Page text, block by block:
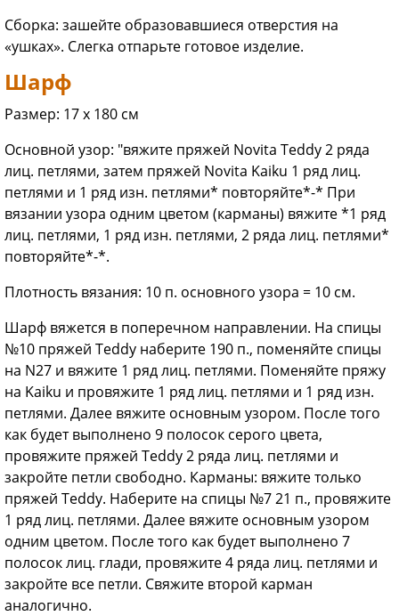
Сборка: зашейте образовавшиеся отверстия на
«ушках». Слегка отпарьте готовое изделие.
Шарф
Размер: 17 х 180 см
Основной узор: "вяжите пряжей Novita Teddy 2 ряда
лиц. петлями, затем пряжей Novita Kaiku 1 ряд лиц.
петлями и 1 ряд изн. петлями* повторяйте*-* При
вязании узора одним цветом (карманы) вяжите *1 ряд
лиц. петлями, 1 ряд изн. петлями, 2 ряда лиц. петлями*
повторяйте*-*.
Плотность вязания: 10 п. основного узора = 10 см.
Шарф вяжется в поперечном направлении. На спицы
№10 пряжей Teddy наберите 190 п., поменяйте спицы
на N27 и вяжите 1 ряд лиц. петлями. Поменяйте пряжу
на Kaiku и провяжите 1 ряд лиц. петлями и 1 ряд изн.
петлями. Далее вяжите основным узором. После того
как будет выполнено 9 полосок серого цвета,
провяжите пряжей Teddy 2 ряда лиц. петлями и
закройте петли свободно. Карманы: вяжите только
пряжей Teddy. Наберите на спицы №7 21 п., провяжите
1 ряд лиц. петлями. Далее вяжите основным узором
одним цветом. После того как будет выполнено 7
полосок лиц. глади, провяжите 4 ряда лиц. петлями и
закройте все петли. Свяжите второй карман
аналогично.